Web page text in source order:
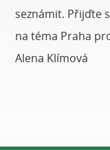
seznámit. Přijďte
na téma Praha
Alena Klímová